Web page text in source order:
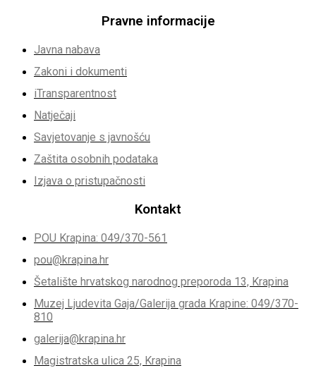
Pravne informacije
Javna nabava
Zakoni i dokumenti
iTransparentnost
Natječaji
Savjetovanje s javnošću
Zaštita osobnih podataka
Izjava o pristupačnosti
Kontakt
POU Krapina: 049/370-561
pou@krapina.hr
Šetalište hrvatskog narodnog preporoda 13, Krapina
Muzej Ljudevita Gaja/Galerija grada Krapine: 049/370-
810
galerija@krapina.hr
Magistratska ulica 25, Krapina